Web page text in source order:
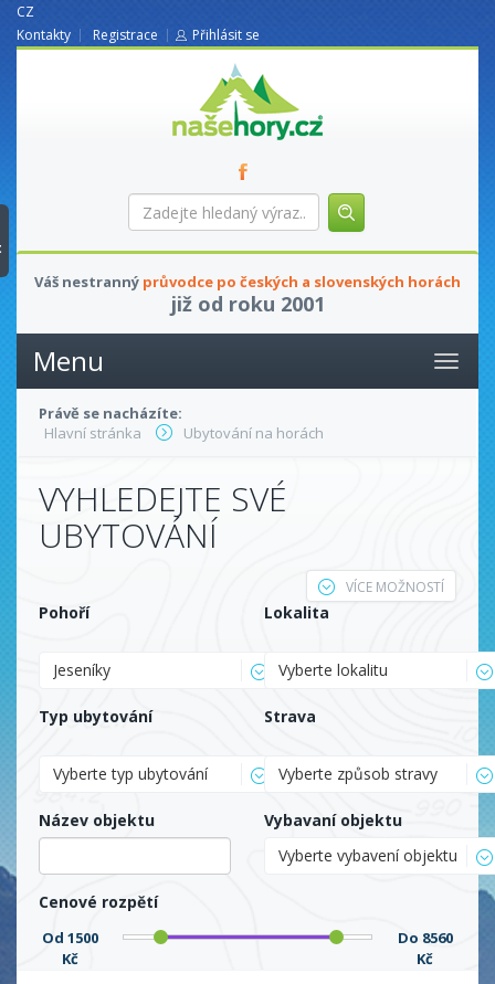
CZ
Kontakty
Registrace Přihlásit se
nasehory.cz
Zadejte
hledaný
Váš nestranný průvodce po českých a slovenských horách
již od roku 2001
Menu
Právě se nacházíte:
Hlavní stránka
Ubytování na horách
VYHLEDEJTE SVÉ
UBYTOVÁNÍ
VÍCE MOŽNOSTÍ
Pohoří
Jeseníky
Lokalita
Vyberte lokalitu
Typ ubytování
Vyberte typ ubytování
Strava
Vyberte způsob stravy
Název objektu
Vybavaní objektu
Vyberte vybavení objektu
Cenové rozpětí
Od 1500
Kč
Do 8560
Kč